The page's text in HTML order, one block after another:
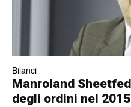
Bilanci
Manroland
degli ordini nel 2015